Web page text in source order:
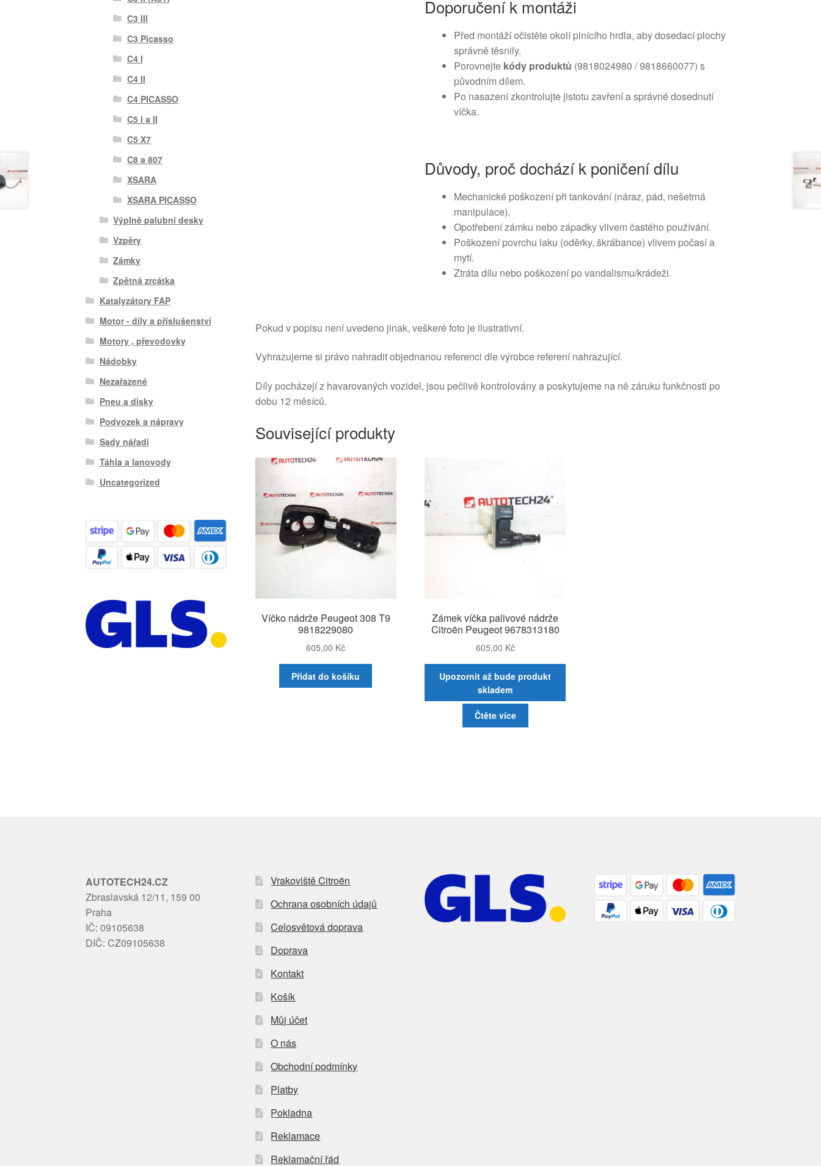
Doporučení k montáži
Před montáží očistěte okolí plnícího hrdla, aby dosedací plochy
správně těsnily.
Porovnejte kódy produktů (9818024980 / 9818660077) s
původním dílem.
Po nasazení zkontrolujte jistotu zavření a správné dosednutí
víčka.
Důvody, proč dochází k poničení dílu
Mechanické poškození při tankování (náraz, pád, nešetrná
manipulace).
Opotřebení zámku nebo západky vlivem častého používání.
Poškození povrchu laku (oděrky, škrábance) vlivem počasí a
mytí.
Ztráta dílu nebo poškození po vandalismu/krádeži.
Pokud v popisu není uvedeno jinak, veškeré foto je ilustrativní.
Vyhrazujeme si právo nahradit objednanou referenci dle výrobce referení nahrazující.
Díly pocházejí z havarovaných vozidel, jsou pečlivě kontrolovány a poskytujeme na ně záruku funkčnosti po
dobu 12 měsíců.
Související produkty
Víčko nádrže Peugeot 308 T9
9818229080
605,00 Kč
Přidat do košíku
Zámek víčka palivové nádrže
Citroën Peugeot 9678313180
605,00 Kč
Upozornit až bude produkt
skladem
Čtěte více
C3 III
C3 Picasso
C4 I
C4 II
C4 PICASSO
C5 I a II
C5 X7
C8 a 807
XSARA
XSARA PICASSO
Výplně palubní desky
Vzpěry
Zámky
Zpětná zrcátka
Katalyzátory FAP
Motor - díly a příslušenství
Motory , převodovky
Nádobky
Nezařazené
Pneu a disky
Podvozek a nápravy
Sady nářadí
Táhla a lanovody
Uncategorized
AUTOTECH24.CZ
Zbraslavská 12/11, 159 00
Praha
IČ: 09105638
DIČ: CZ09105638
Vrakoviště Citroën
Ochrana osobních údajů
Celosvětová doprava
Doprava
Kontakt
Košík
Můj účet
O nás
Obchodní podmínky
Platby
Pokladna
Reklamace
Reklamační řád